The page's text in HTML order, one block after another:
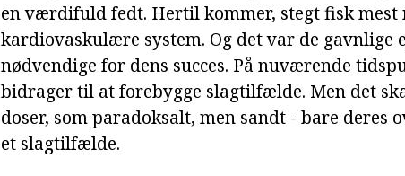
en værdifuld fedt. Hertil kommer, stegt fisk
kardiovaskulære system. Og det var de gavnlige
nødvendige for dens succes. På nuværende
bidrager til at forebygge slagtilfælde. Men det
doser, som paradoksalt, men sandt - bare deres
et slagtilfælde.